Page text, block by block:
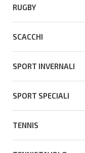
RUGBY
SCACCHI
SPORT INVERNALI
SPORT SPECIALI
TENNIS